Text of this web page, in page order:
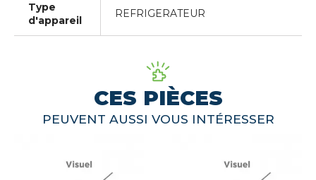
Type
d'appareil
REFRIGERATEUR
CES PIÈCES
PEUVENT AUSSI VOUS INTÉRESSER